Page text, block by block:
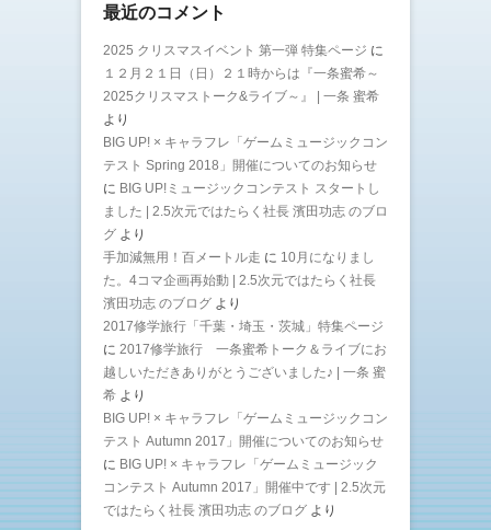
最近のコメント
2025 クリスマスイベント 第一弾 特集ページ に
１２月２１日（日）２１時からは『一条蜜希～
2025クリスマストーク&ライブ～』 | 一条 蜜希
より
BIG UP! × キャラフレ「ゲームミュージックコン
テスト Spring 2018」開催についてのお知らせ
に BIG UP!ミュージックコンテスト スタートし
ました | 2.5次元ではたらく社長 濱田功志 のブロ
グ より
手加減無用！百メートル走 に 10月になりまし
た。4コマ企画再始動 | 2.5次元ではたらく社長
濱田功志 のブログ より
2017修学旅行「千葉・埼玉・茨城」特集ページ
に 2017修学旅行 一条蜜希トーク＆ライブにお
越しいただきありがとうございました♪ | 一条 蜜
希 より
BIG UP! × キャラフレ「ゲームミュージックコン
テスト Autumn 2017」開催についてのお知らせ
に BIG UP! × キャラフレ「ゲームミュージック
コンテスト Autumn 2017」開催中です | 2.5次元
ではたらく社長 濱田功志 のブログ より